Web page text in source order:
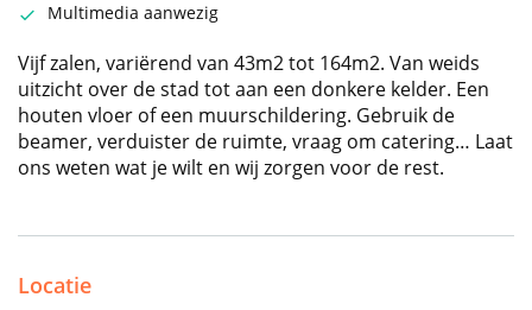
Multimedia aanwezig
Vijf zalen, variërend van 43m2 tot 164m2. Van weids
uitzicht over de stad tot aan een donkere kelder. Een
houten vloer of een muurschildering. Gebruik de
beamer, verduister de ruimte, vraag om catering… Laat
ons weten wat je wilt en wij zorgen voor de rest.
Locatie